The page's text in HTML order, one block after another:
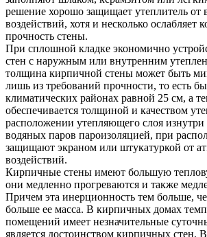
решение хорошо защищает утеплитель от
воздействий, хотя и несколько ослабляет
прочность стены.
При сплошной кладке экономично
стен с наружным или внутренним
толщина кирпичной стены может быть
лишь из требований прочности, то есть
климатических районах равной 25 см, а
обеспечивается толщиной и качеством
расположении утепляющего слоя
водяных паров пароизоляцией, при
защищают экраном или штукатуркой от
воздействий.
Кирпичные стены имеют большую
они медленно прогреваются и также
Причем эта инерционность тем больше,
больше ее масса. В кирпичных домах
помещений имеет незначительные
является достоинством кирпичных стен.